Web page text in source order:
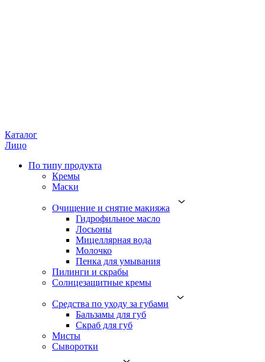
Каталог
Лицо
По типу продукта
Кремы
Маски
Очищение и снятие макияжа
Гидрофильное масло
Лосьоны
Мицеллярная вода
Молочко
Пенка для умывания
Пилинги и скрабы
Солнцезащитные кремы
Средства по уходу за губами
Бальзамы для губ
Скраб для губ
Мисты
Сыворотки